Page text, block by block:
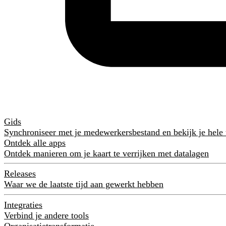
Gids
Synchroniseer met je medewerkersbestand en bekijk je hele
Ontdek alle apps
Ontdek manieren om je kaart te verrijken met datalagen
Releases
Waar we de laatste tijd aan gewerkt hebben
Integraties
Verbind je andere tools